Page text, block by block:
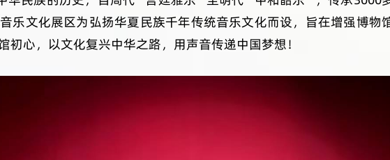
乐文化展区为弘扬华夏民族千年传统音乐文化而设，旨在增强博物
初心，以文化复兴中华之路，用声音传递中国梦想！